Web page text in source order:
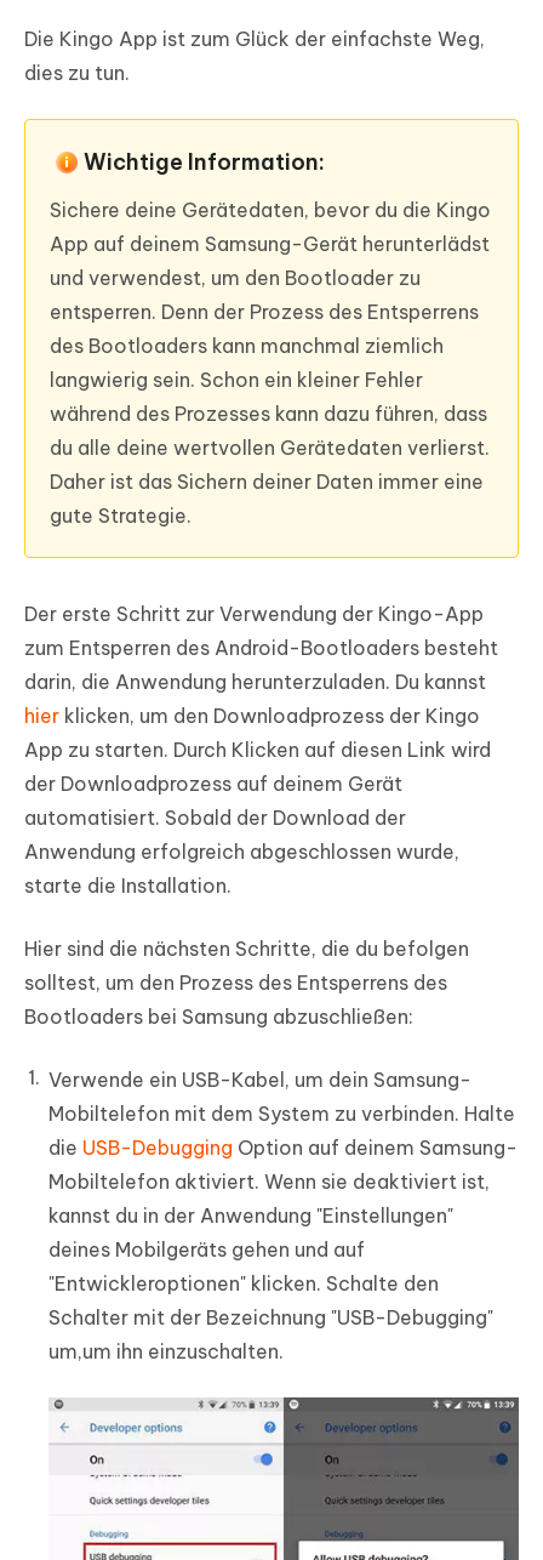
Die Kingo App ist zum Glück der einfachste Weg,
dies zu tun.
Wichtige Information:
Sichere deine Gerätedaten, bevor du die Kingo
App auf deinem Samsung-Gerät herunterlädst
und verwendest, um den Bootloader zu
entsperren. Denn der Prozess des Entsperrens
des Bootloaders kann manchmal ziemlich
langwierig sein. Schon ein kleiner Fehler
während des Prozesses kann dazu führen, dass
du alle deine wertvollen Gerätedaten verlierst.
Daher ist das Sichern deiner Daten immer eine
gute Strategie.
Der erste Schritt zur Verwendung der Kingo-App
zum Entsperren des Android-Bootloaders besteht
darin, die Anwendung herunterzuladen. Du kannst
hier klicken, um den Downloadprozess der Kingo
App zu starten. Durch Klicken auf diesen Link wird
der Downloadprozess auf deinem Gerät
automatisiert. Sobald der Download der
Anwendung erfolgreich abgeschlossen wurde,
starte die Installation.
Hier sind die nächsten Schritte, die du befolgen
solltest, um den Prozess des Entsperrens des
Bootloaders bei Samsung abzuschließen:
Verwende ein USB-Kabel, um dein Samsung-
Mobiltelefon mit dem System zu verbinden. Halte
die USB-Debugging Option auf deinem Samsung-
Mobiltelefon aktiviert. Wenn sie deaktiviert ist,
kannst du in der Anwendung "Einstellungen"
deines Mobilgeräts gehen und auf
"Entwickleroptionen" klicken. Schalte den
Schalter mit der Bezeichnung "USB-Debugging"
um,um ihn einzuschalten.